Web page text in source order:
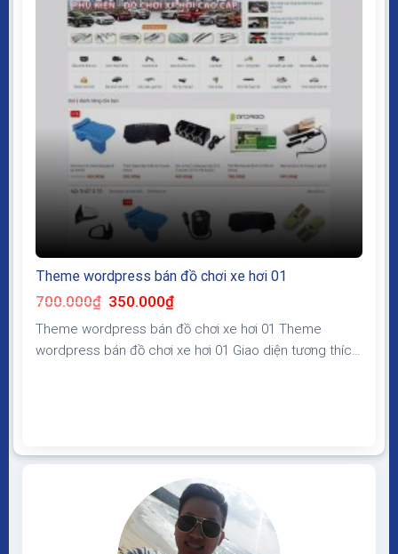
Theme wordpress bán đồ chơi xe hơi 01
700.000₫ Giá
gốc
là:
700.000₫.
350.000₫Giá
tại
là:
350.000₫.
Theme wordpress bán đồ chơi xe hơi 01 Theme
wordpress bán đồ chơi xe hơi 01 Giao diện tương thích